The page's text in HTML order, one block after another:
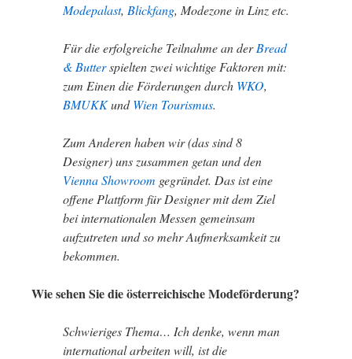
Modepalast, Blickfang, Modezone in Linz etc.
Für die erfolgreiche Teilnahme an derBread
& Butterspielten zwei wichtige Faktoren mit:
zum Einen die Förderungen durch WKO,
BMUKKundWien Tourismus.
Zum Anderen haben wir (das sind 8
Designer) uns zusammen getan und den
Vienna Showroom gegründet. Das ist eine
offene Plattform für Designer mit dem Ziel
bei internationalen Messen gemeinsam
aufzutreten und so mehr Aufmerksamkeit zu
bekommen.
Wie sehen Sie die österreichische Modeförderung?
Schwieriges Thema… Ich denke, wenn man
international arbeiten will, ist die